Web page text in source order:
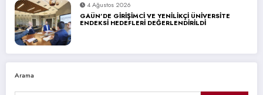
4 Ağustos 2026
GAÜN’DE GİRİŞİMCİ VE YENİLİKÇİ ÜNİVERSİTE
ENDEKSİ HEDEFLERİ DEĞERLENDİRİLDİ
Arama